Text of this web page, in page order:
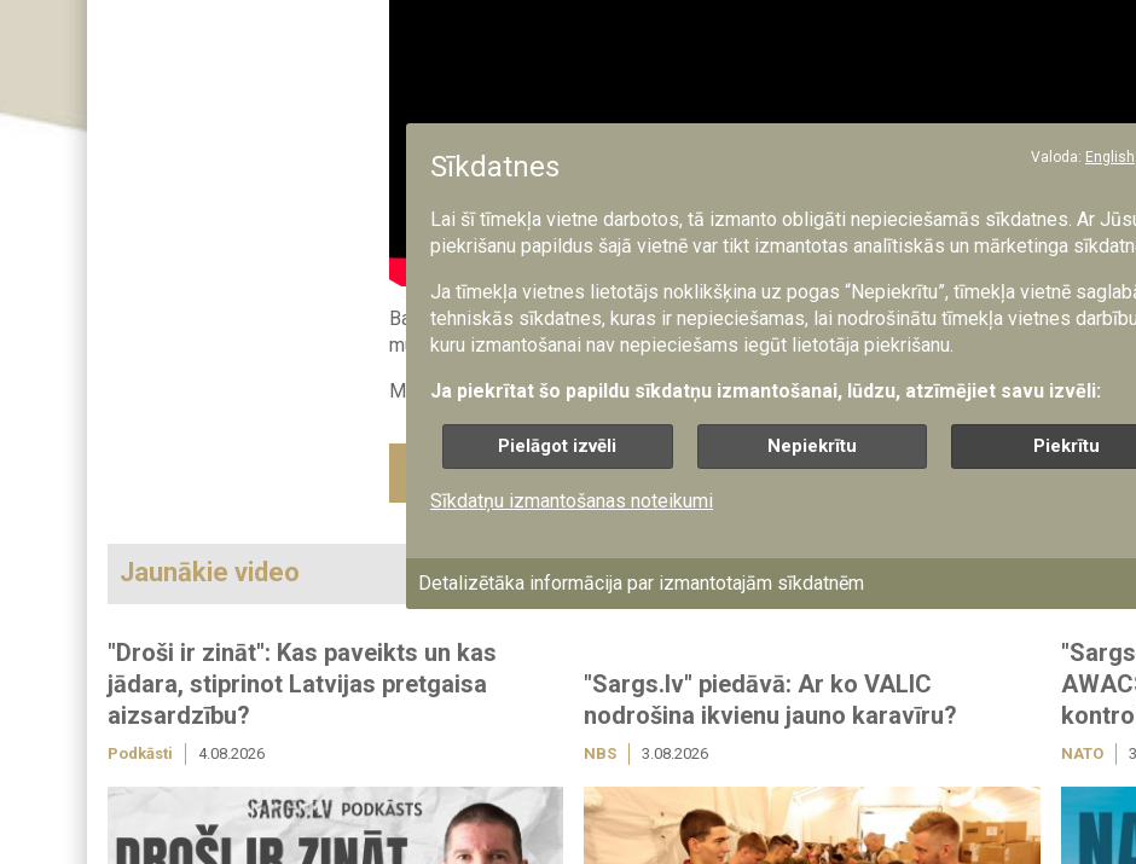
Baltijas aizsardzības līnija nav tikai mūsu reģiona projekts - tā ir NATO austrumu flanga
mugurkauls, paredzot gan šķēršļus, gan robežjoslas, gan iekšzemes dziļuma aizsardzību.
Mēs turpinām šķēršļu izvēršanu austrumu robežas joslā un atbalsta sniegšanu Valsts
Dalies ar šo ziņu
Jaunākie video
"Droši ir zināt": Kas paveikts un kas
jādara, stiprinot Latvijas pretgaisa
aizsardzību?
Podkāsti 4.08.2026
"Sargs.lv" piedāvā: Ar ko VALIC
nodrošina ikvienu jauno karavīru?
NBS 3.08.2026 NATO
Sīkdatnes Valoda: English
Lai šī tīmekļa vietne darbotos, tā izmanto obligāti nepieciešamās sīkdatnes. Ar
piekrišanu papildus šajā vietnē var tikt izmantotas analītiskās un mārketinga
Ja tīmekļa vietnes lietotājs noklikšķina uz pogas “Nepiekrītu”, tīmekļa vietnē
tehniskās sīkdatnes, kuras ir nepieciešamas, lai nodrošinātu tīmekļa vietnes
kuru izmantošanai nav nepieciešams iegūt lietotāja piekrišanu.
Ja piekrītat šo papildu sīkdatņu izmantošanai, lūdzu, atzīmējiet savu izvēli:
Pielāgot izvēli Nepiekrītu Piekrītu
Sīkdatņu izmantošanas noteikumi
Detalizētāka informācija par izmantotajām sīkdatnēm